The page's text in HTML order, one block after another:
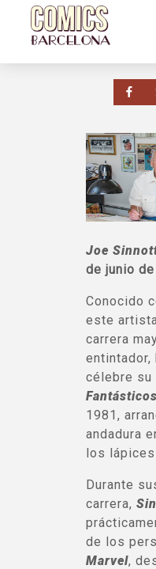
Joe
de junio
Conocido
este
carrera
entintador,
célebre su
Fantásticos
1981,
andadura
los
Durante
carrera,
de los
Marvel,